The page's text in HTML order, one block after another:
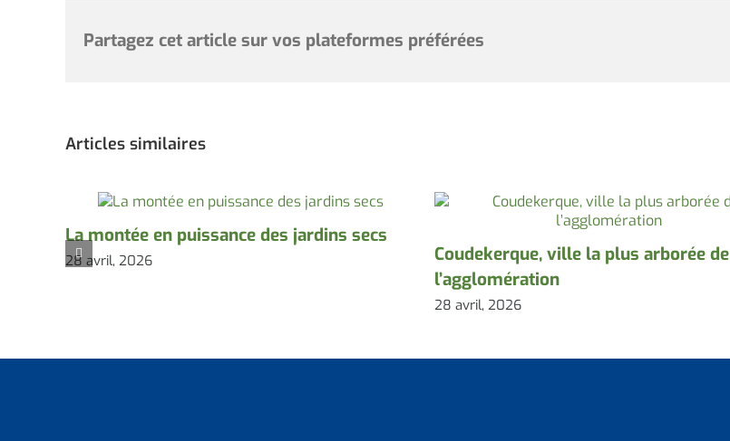
Partagez cet article sur vos plateformes préférées
Articles similaires
La montée en puissance des jardins secs
28 avril, 2026
Coudekerque, ville la plus arborée de
l’agglomération
28 avril, 2026